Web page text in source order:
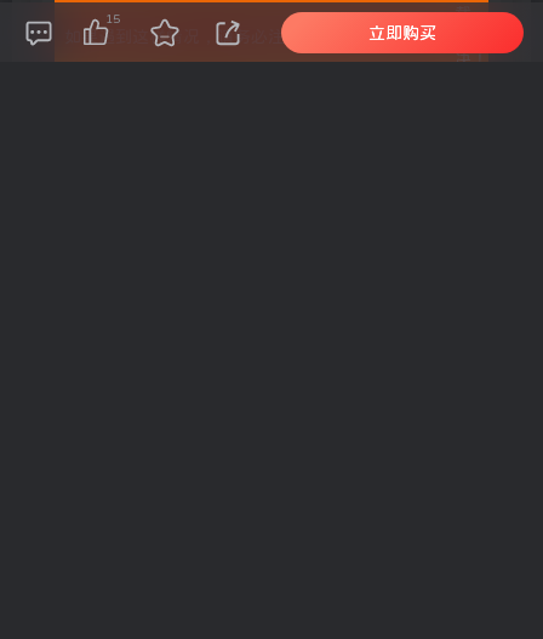
载。
如果遇到这样情况，请务必注册账号留言或者私信客服解
决！
15
立即购买